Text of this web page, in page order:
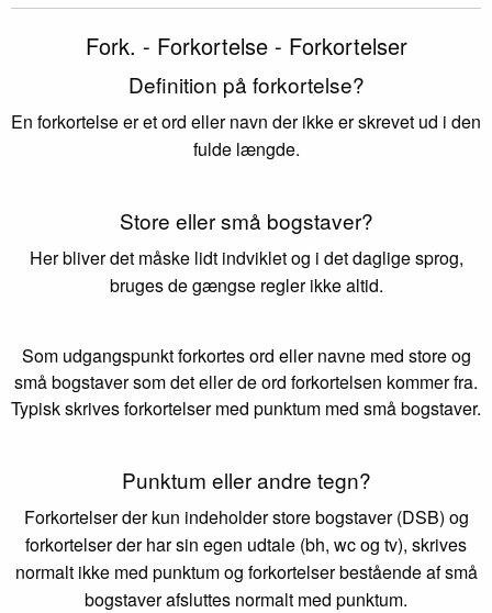
Fork. - Forkortelse - Forkortelser
Definition på forkortelse?
En forkortelse er et ord eller navn der ikke er skrevet ud i den
fulde længde.
Store eller små bogstaver?
Her bliver det måske lidt indviklet og i det daglige sprog,
bruges de gængse regler ikke altid.
Som udgangspunkt forkortes ord eller navne med store og
små bogstaver som det eller de ord forkortelsen kommer fra.
Typisk skrives forkortelser med punktum med små bogstaver.
Punktum eller andre tegn?
Forkortelser der kun indeholder store bogstaver (DSB) og
forkortelser der har sin egen udtale (bh, wc og tv), skrives
normalt ikke med punktum og forkortelser bestående af små
bogstaver afsluttes normalt med punktum.